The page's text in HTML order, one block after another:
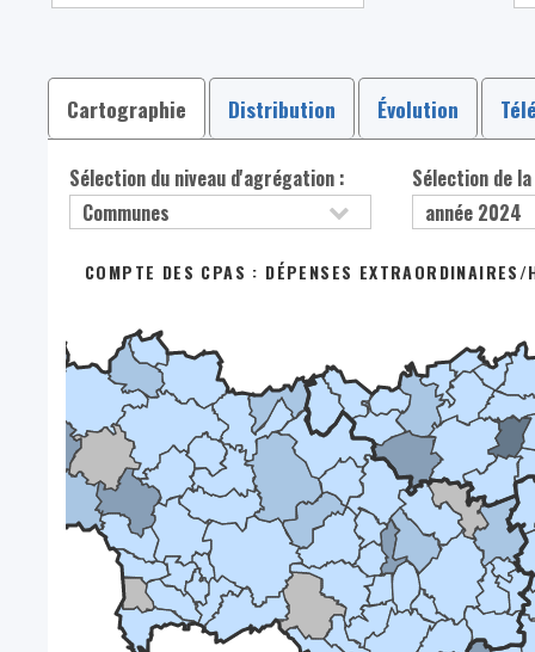
Cartographie Distribution Évolution
Sélection du niveau d'agrégation : Sélection de
COMPTE DES CPAS : DÉPENSES